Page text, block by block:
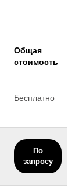
Общая
стоимость
Бесплатно
По
запросу